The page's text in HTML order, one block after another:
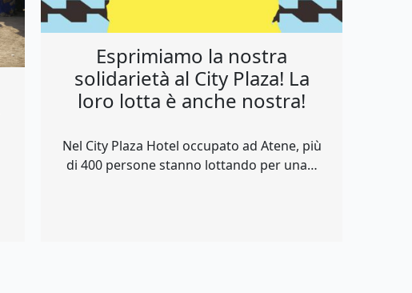
Esprimiamo la nostra
solidarietà al City Plaza! La
loro lotta è anche nostra!
Nel City Plaza Hotel occupato ad Atene, più
di 400 persone stanno lottando per una…